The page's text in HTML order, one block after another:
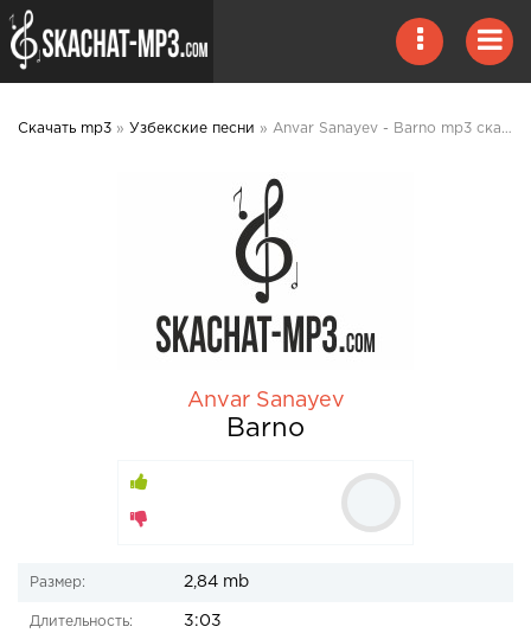
Скачать mp3 » Узбекские песни » Anvar Sanayev - Barno mp3 скачать
Anvar Sanayev
Barno
Размер: 2,84 mb
Длительность: 3:03